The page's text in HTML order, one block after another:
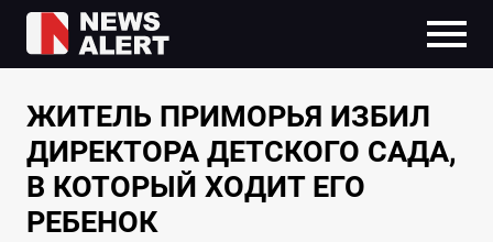
ЖИТЕЛЬ ПРИМОРЬЯ ИЗБИЛ
ДИРЕКТОРА ДЕТСКОГО САДА,
В КОТОРЫЙ ХОДИТ ЕГО
РЕБЕНОК